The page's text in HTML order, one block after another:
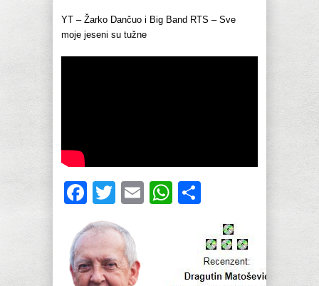
YT – Žarko Dančuo i Big Band RTS – Sve
moje jeseni su tužne
Facebook
Twitter
EmailWhatsApp